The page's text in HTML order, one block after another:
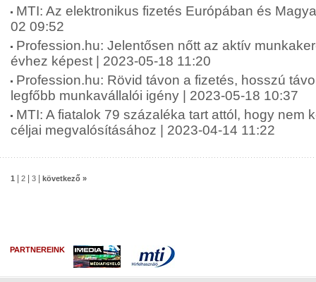
MTI: Az elektronikus fizetés Európában és
02 09:52
Profession.hu: Jelentősen nőtt az aktív
évhez képest | 2023-05-18 11:20
Profession.hu: Rövid távon a fizetés, hosszú
legfőbb munkavállalói igény | 2023-05-18 10:37
MTI: A fiatalok 79 százaléka tart attól, hogy nem
céljai megvalósításához | 2023-04-14 11:22
1 2 3 következő »
PARTNEREINK